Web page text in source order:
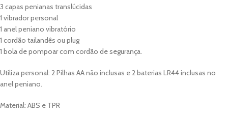
3 capas penianas translúcidas
1 vibrador personal
1 anel peniano vibratório
1 cordão tailandês ou plug
1 bola de pompoar com cordão de segurança.
Utiliza personal: 2 Pilhas AA não inclusas e 2 baterias LR44 inclusas no
anel peniano.
Material: ABS e TPR